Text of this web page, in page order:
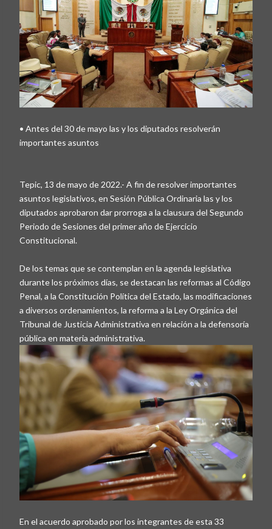
• Antes del 30 de mayo las y los diputados resolverán
importantes asuntos
Tepic, 13 de mayo de 2022.- A fin de resolver importantes
asuntos legislativos, en Sesión Pública Ordinaria las y los
diputados aprobaron dar prorroga a la clausura del Segundo
Periodo de Sesiones del primer año de Ejercicio
Constitucional.
De los temas que se contemplan en la agenda legislativa
durante los próximos días, se destacan las reformas al Código
Penal, a la Constitución Política del Estado, las modificaciones
a diversos ordenamientos, la reforma a la Ley Orgánica del
Tribunal de Justicia Administrativa en relación a la defensoría
pública en materia administrativa.
En el acuerdo aprobado por los integrantes de esta 33